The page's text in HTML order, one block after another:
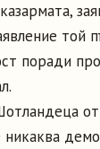
поради
никаква